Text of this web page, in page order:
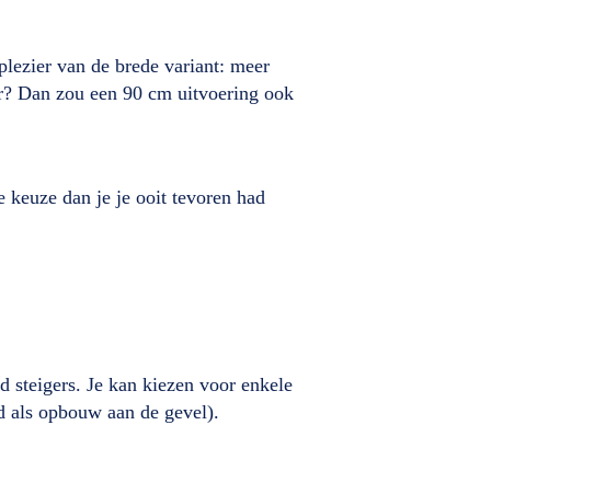
van de brede variant: meer
Dan zou een 90 cm uitvoering ook
dan je je ooit tevoren had
steigers. Je kan kiezen voor enkele
opbouw aan de gevel).